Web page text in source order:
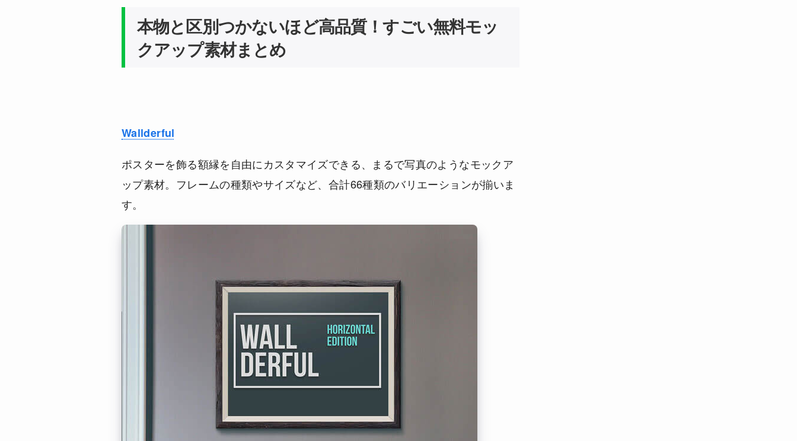
本物と区別つかないほど高品質！すごい無料モッ
クアップ素材まとめ
Wallderful
ポスターを飾る額縁を自由にカスタマイズできる、まるで写真のようなモックア
ップ素材。フレームの種類やサイズなど、合計66種類のバリエーションが揃いま
す。